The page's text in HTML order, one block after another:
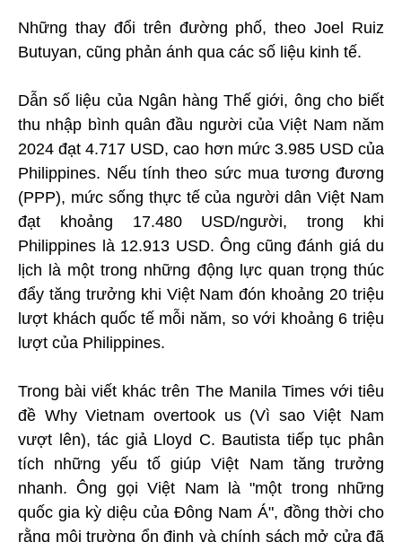
Những thay đổi trên đường phố, theo Joel Ruiz
Butuyan, cũng phản ánh qua các số liệu kinh tế.
Dẫn số liệu của Ngân hàng Thế giới, ông cho biết
thu nhập bình quân đầu người của Việt Nam năm
2024 đạt 4.717 USD, cao hơn mức 3.985 USD của
Philippines. Nếu tính theo sức mua tương đương
(PPP), mức sống thực tế của người dân Việt Nam
đạt khoảng 17.480 USD/người, trong khi
Philippines là 12.913 USD. Ông cũng đánh giá du
lịch là một trong những động lực quan trọng thúc
đẩy tăng trưởng khi Việt Nam đón khoảng 20 triệu
lượt khách quốc tế mỗi năm, so với khoảng 6 triệu
lượt của Philippines.
Trong bài viết khác trên The Manila Times với tiêu
đề Why Vietnam overtook us (Vì sao Việt Nam
vượt lên), tác giả Lloyd C. Bautista tiếp tục phân
tích những yếu tố giúp Việt Nam tăng trưởng
nhanh. Ông gọi Việt Nam là "một trong những
quốc gia kỳ diệu của Đông Nam Á", đồng thời cho
rằng môi trường ổn định và chính sách mở cửa đã